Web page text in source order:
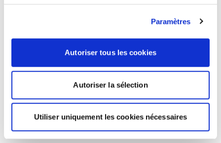
Paramètres
Autoriser tous les cookies
Autoriser la sélection
Utiliser uniquement les cookies nécessaires